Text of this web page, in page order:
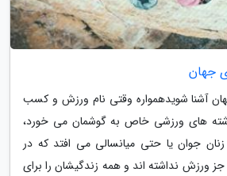
جهان
آشنا شویدهمواره وقتی نام ورزش و کسب
های ورزشی خاص به گوشمان می خورد،
جوان یا حتی میانسالی می افتد که در
ورزش نداشته اند و همه زندگیشان را برای